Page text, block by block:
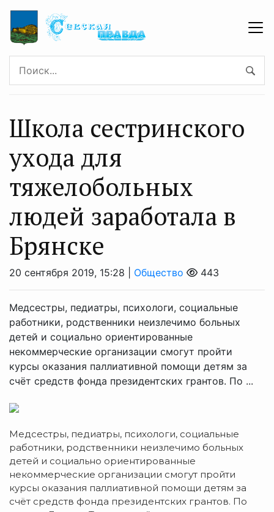
Школа сестринского
ухода для
тяжелобольных
людей заработала в
Брянске
20 сентября 2019, 15:28 | Общество 443
Медсестры, педиатры, психологи, социальные
работники, родственники неизлечимо больных
детей и социально ориентированные
некоммерческие организации смогут пройти
курсы оказания паллиативной помощи детям за
счёт средств фонда президентских грантов. По ...
Медсестры, педиатры, психологи, социальные
работники, родственники неизлечимо больных
детей и социально ориентированные
некоммерческие организации смогут пройти
курсы оказания паллиативной помощи детям за
счёт средств фонда президентских грантов. По